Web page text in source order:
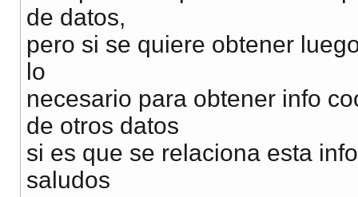
de datos,
pero si se quiere obtener
lo
necesario para obtener info
de otros datos
si es que se relaciona esta
saludos